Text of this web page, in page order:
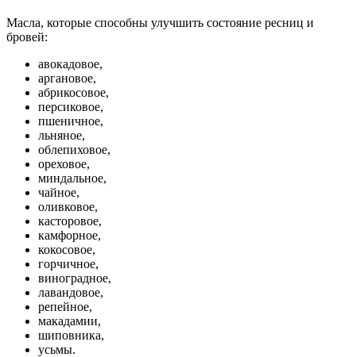
Масла, которые способны улучшить состояние ресниц и
бровей:
авокадовое,
аргановое,
абрикосовое,
персиковое,
пшеничное,
льняное,
облепиховое,
ореховое,
миндальное,
чайное,
оливковое,
касторовое,
камфорное,
кокосовое,
горчичное,
виноградное,
лавандовое,
репейное,
макадамии,
шиповника,
усьмы.